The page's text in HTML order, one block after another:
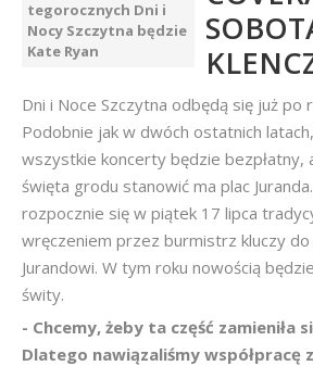
tegorocznych Dni i
Nocy Szczytna będzie
Kate Ryan
Dni i Noce Szczytna odbędą się już po
Podobnie jak w dwóch ostatnich
wszystkie koncerty będzie bezpłatny,
święta grodu stanowić ma plac
rozpocznie się w piątek 17 lipca
wręczeniem przez burmistrz kluczy
Jurandowi. W tym roku nowością
świty.
- Chcemy, żeby ta część zamieniła
Dlatego nawiązaliśmy współpracę